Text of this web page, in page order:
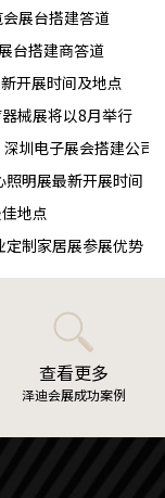
展台搭建答道
台搭建商答道
开展时间及地点
械展将以8月举行
圳电子展会搭建公司
明展最新开展时间
地点
制家居展参展优势
查看更多
泽迪会展成功案例